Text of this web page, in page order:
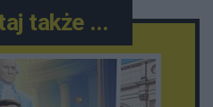
także ...